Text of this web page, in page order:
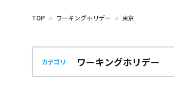
TOP ワーキングホリデー 東京
カテゴリ